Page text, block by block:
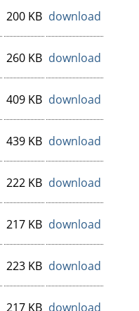
200 KB download
260 KB download
409 KB download
439 KB download
222 KB download
217 KB download
223 KB download
217 KB download